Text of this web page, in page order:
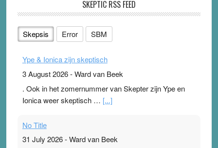
SKEPTIC RSS FEED
Skepsis Error SBM
Ype & Ionica zijn skeptisch
3 August 2026-Ward van Beek
. Ook in het zomernummer van Skepter zijn Ype en
Ionica weer skeptisch … [...]
No Title
31 July 2026-Ward van Beek